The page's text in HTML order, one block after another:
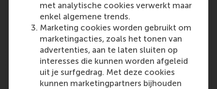
met analytische cookies verwerkt maar
enkel algemene trends.
Marketing cookies worden gebruikt om
marketingacties, zoals het tonen van
advertenties, aan te laten sluiten op
interesses die kunnen worden afgeleid
uit je surfgedrag. Met deze cookies
kunnen marketingpartners bijhouden
Outlet:
www.IT-Daily.net Media Type:
Online
Monday, 28 October 2024
The best business schools in the world
2024